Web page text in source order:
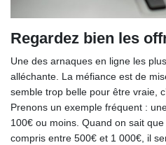
Regardez bien les
Une des arnaques en ligne les
alléchante. La méfiance est de
semble trop belle pour être vraie,
Prenons un exemple fréquent :
100€ ou moins. Quand on sait
compris entre 500€ et 1 000€, il